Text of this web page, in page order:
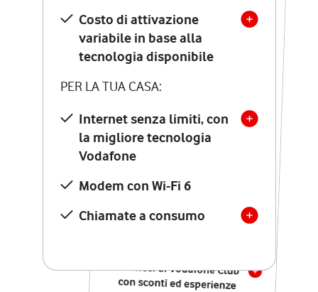
Costo di attivazione
variabile in base alla
tecnologia disponibile
PER LA TUA CASA:
Internet senza limiti, con
la migliore tecnologia
Vodafone
Modem con Wi-Fi 6
Chiamate a consumo
Costo di attivazione
variabile in base alla
tecnologia disponibile
PER LA TUA CASA:
Internet senza limiti, con
la migliore tecnologia
Vodafone
Modem Seven con Wi-Fi 7
Chiamate illimitate verso
numeri fissi e mobili
nazionali
12 mesi di Vodafone Club
con sconti ed esperienze
esclusive, poi si disattiva